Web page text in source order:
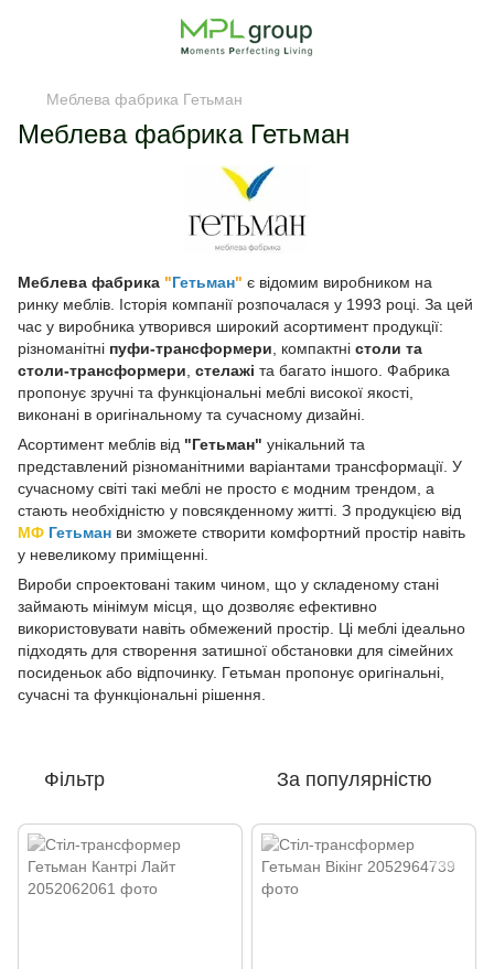
Меблева фабрика Гетьман
Меблева фабрика Гетьман
Меблева фабрика "Гетьман" є відомим виробником на
ринку меблів. Історія компанії розпочалася у 1993 році. За цей
час у виробника утворився широкий асортимент продукції:
різноманітні пуфи-трансформери , компактні столи та
столи-трансформери стелажі та багато іншого. Фабрика
пропонує зручні та функціональні меблі високої якості,
виконані в оригінальному та сучасному дизайні.
Асортимент меблів від "Гетьман" унікальний та
представлений різноманітними варіантами трансформації. У
сучасному світі такі меблі не просто є модним трендом, а
стають необхідністю у повсякденному житті. З продукцією від
МФ Гетьман ви зможете створити комфортний простір навіть
у невеликому приміщенні.
Вироби спроектовані таким чином, що у складеному стані
займають мінімум місця, що дозволяє ефективно
використовувати навіть обмежений простір. Ці меблі ідеально
підходять для створення затишної обстановки для сімейних
посиденьок або відпочинку. Гетьман пропонує оригінальні,
сучасні та функціональні рішення.
Фільтр За популярністю